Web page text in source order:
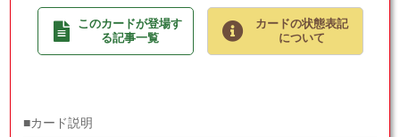
このカードが登場す
る記事一覧
カードの状態表記
について
■カード説明